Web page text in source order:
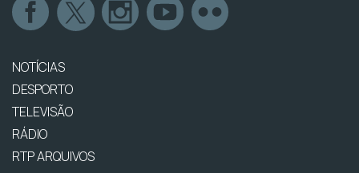
NOTÍCIAS
DESPORTO
TELEVISÃO
RÁDIO
RTP ARQUIVOS